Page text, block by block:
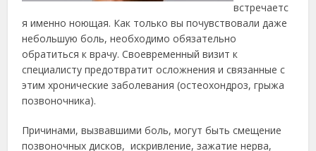
встречаетс
я именно ноющая. Как только вы почувствовалидаже
небольшую боль, необходимо обязательно
обратиться к врачу. Своевременный визит к
специалисту предотвратит осложнения и связанные с
этим хронические заболевания (остеохондроз, грыжа
позвоночника).
Причинами, вызвавшими боль, могут быть смещение
позвоночных дисков, искривление, зажатие нерва,